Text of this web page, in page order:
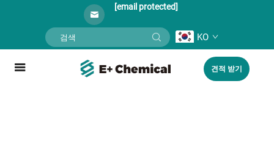
[email protected]
KO
견적 받기